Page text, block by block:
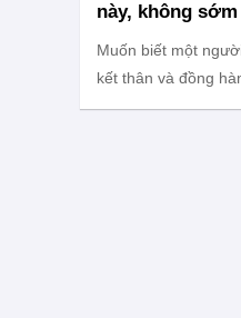
này, không
Muốn biết một
kết thân và đồng